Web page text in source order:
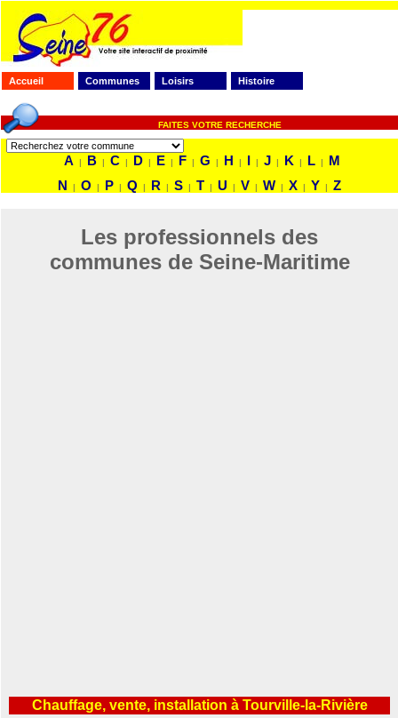
Accueil Communes Loisirs Histoire
FAITES VOTRE RECHERCHE
A | B | C | D | E | F | G | H | I | J | K | L |
M
N
| O | P | Q | R | S | T | U | V | W | X | Y | Z
Les professionnels des
communes de Seine-Maritime
Chauffage, vente, installation à Tourville-la-Rivière